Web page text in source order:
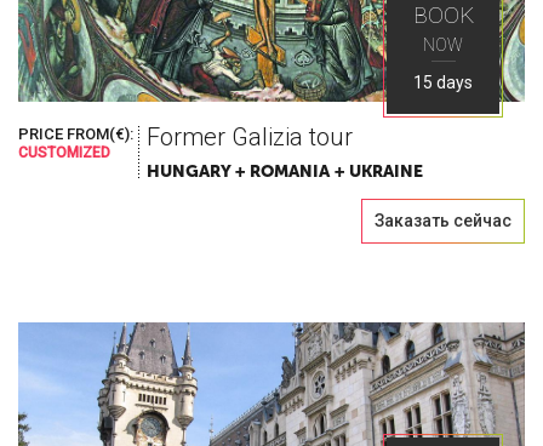
BOOK
NOW
15 days
PRICE FROM(€):
CUSTOMIZED
Former Galizia tour
HUNGARY + ROMANIA + UKRAINE
Заказать сейчас